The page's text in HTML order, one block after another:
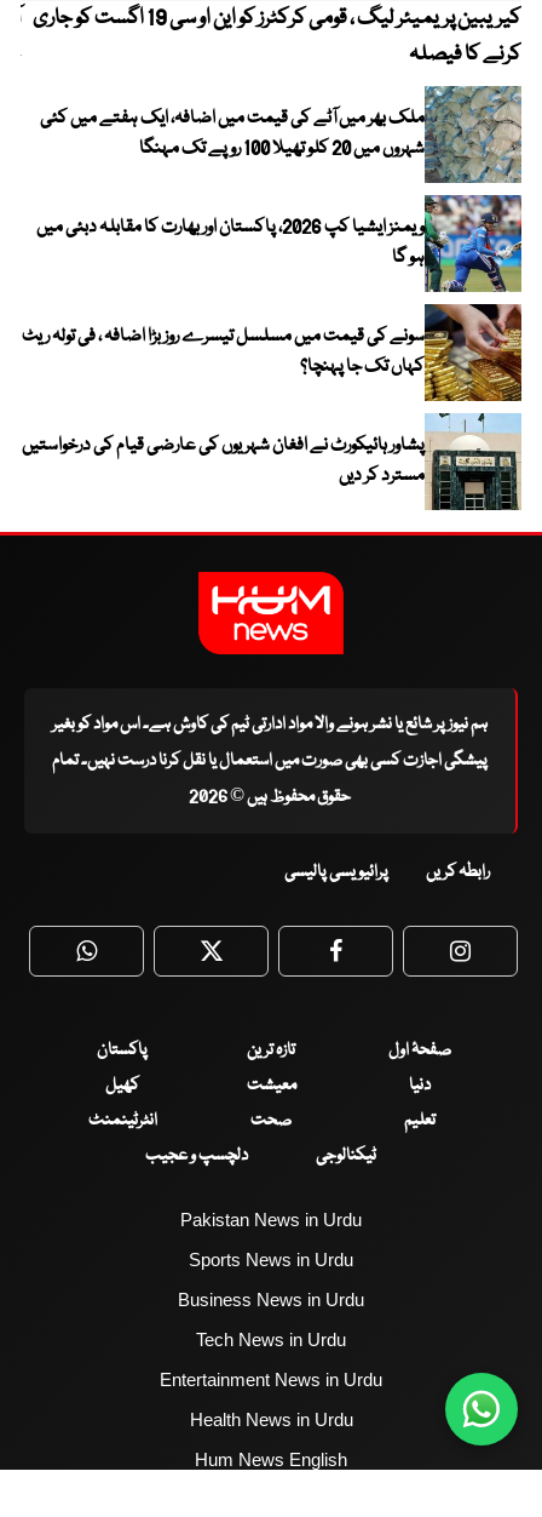
کیریبین پریمیئر لیگ ، قومی کرکٹرز کو این او سی 19 اگست کو جاری
کرنے کا فیصلہ
ملک بھر میں آٹے کی قیمت میں اضافہ، ایک ہفتے میں کئی
شہروں میں 20 کلو تھیلا 100 روپے تک مہنگا
ویمنز ایشیا کپ 2026، پاکستان اور بھارت کا مقابلہ دبئی میں
ہو گا
سونے کی قیمت میں مسلسل تیسرے روز بڑا اضافہ ، فی تولہ ریٹ
کہاں تک جا پہنچا؟
پشاور ہائیکورٹ نے افغان شہریوں کی عارضی قیام کی درخواستیں
مسترد کر دیں
ہم نیوز پر شائع یا نشر ہونے والا مواد ادارتی ٹیم کی کاوش ہے۔ اس مواد کو بغیر
پیشگی اجازت کسی بھی صورت میں استعمال یا نقل کرنا درست نہیں۔ تمام
حقوق محفوظ ہیں © 2026
رابطہ کریں پرائیویسی پالیسی
WhatsApp Twitter Facebook
صفحۂ اول تازہ ترین
پاکستان
دنیا
معیشت
کھیل
تعلیم
صحت
انٹرٹینمنٹ
ٹیکنالوجی
دلچسپ و عجیب
Pakistan News in Urdu
Sports News in Urdu
Business News in Urdu
Tech News in Urdu
Entertainment News in Urdu
Health News in Urdu
Hum News English